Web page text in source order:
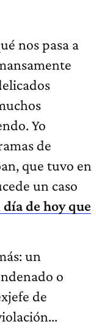
Yo
de
que tuvo en
un caso
de hoy que
un
o
de